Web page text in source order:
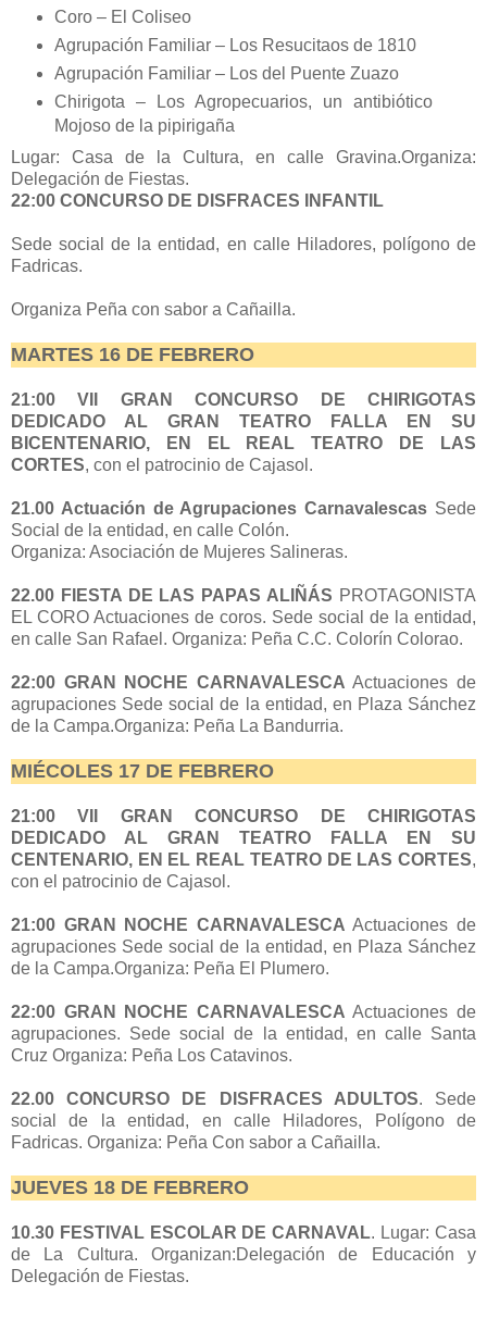
Coro – El Coliseo
Agrupación Familiar – Los Resucitaos de 1810
Agrupación Familiar – Los del Puente Zuazo
Chirigota – Los Agropecuarios, un antibiótico
Mojoso de la pipirigaña
Lugar: Casa de la Cultura, en calle Gravina.Organiza:
Delegación de Fiestas.
22:00 CONCURSO DE DISFRACES INFANTIL
Sede social de la entidad, en calle Hiladores, polígono de
Fadricas.
Organiza Peña con sabor a Cañailla.
MARTES 16 DE FEBRERO
21:00 VII GRAN CONCURSO DE CHIRIGOTAS
DEDICADO AL GRAN TEATRO FALLA EN SU
BICENTENARIO, EN EL REAL TEATRO DE LAS
CORTES, con el patrocinio de Cajasol.
21.00 Actuación de Agrupaciones Carnavalescas Sede
Social de la entidad, en calle Colón.
Organiza: Asociación de Mujeres Salineras.
22.00 FIESTA DE LAS PAPAS ALIÑÁS PROTAGONISTA
EL CORO Actuaciones de coros. Sede social de la entidad,
en calle San Rafael. Organiza: Peña C.C. Colorín Colorao.
22:00 GRAN NOCHE CARNAVALESCA Actuaciones de
agrupaciones Sede social de la entidad, en Plaza Sánchez
de la Campa.Organiza: Peña La Bandurria.
MIÉCOLES 17 DE FEBRERO
21:00 VII GRAN CONCURSO DE CHIRIGOTAS
DEDICADO AL GRAN TEATRO FALLA EN SU
CENTENARIO, EN EL REAL TEATRO DE LAS CORTES,
con el patrocinio de Cajasol.
21:00 GRAN NOCHE CARNAVALESCAActuaciones de
agrupaciones Sede social de la entidad, en Plaza Sánchez
de la Campa.Organiza: Peña El Plumero.
22:00 GRAN NOCHE CARNAVALESCA Actuaciones de
agrupaciones. Sede social de la entidad, en calle Santa
Cruz Organiza: Peña Los Catavinos.
22.00 CONCURSO DE DISFRACES ADULTOS. Sede
social de la entidad, en calle Hiladores, Polígono de
Fadricas. Organiza: Peña Con sabor a Cañailla.
JUEVES 18 DE FEBRERO
10.30 FESTIVAL ESCOLAR DE CARNAVAL. Lugar: Casa
de La Cultura. Organizan:Delegación de Educación y
Delegación de Fiestas.